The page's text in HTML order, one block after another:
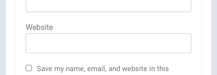
Website
Save my name, email, and website in this